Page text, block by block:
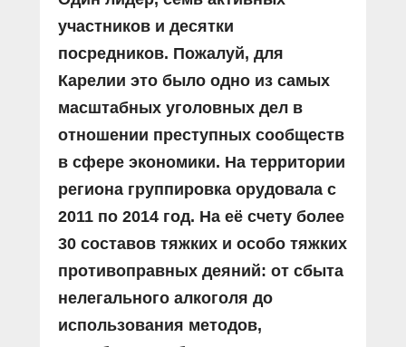
участников и десятки
посредников. Пожалуй, для
Карелии это было одно из самых
масштабных уголовных дел в
отношении преступных сообществ
в сфере экономики. На территории
региона группировка орудовала с
2011 по 2014 год. На её счету более
30 составов тяжких и особо тяжких
противоправных деяний: от сбыта
нелегального алкоголя до
использования методов,